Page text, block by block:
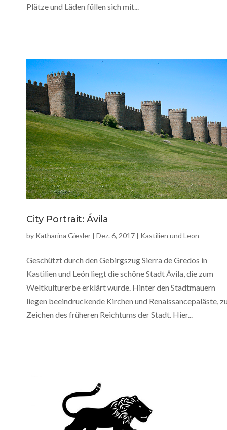
Plätze und Läden füllen sich mit...
City Portrait: Ávila
by Katharina Giesler | Dez. 6, 2017 | Kastilien und Leon
Geschützt durch den Gebirgszug Sierra de Gredos in
Kastilien und León liegt die schöne Stadt Ávila, die zum
Weltkulturerbe erklärt wurde. Hinter den Stadtmauern
liegen beeindruckende Kirchen und Renaissancepaläste,
Zeichen des früheren Reichtums der Stadt. Hier...